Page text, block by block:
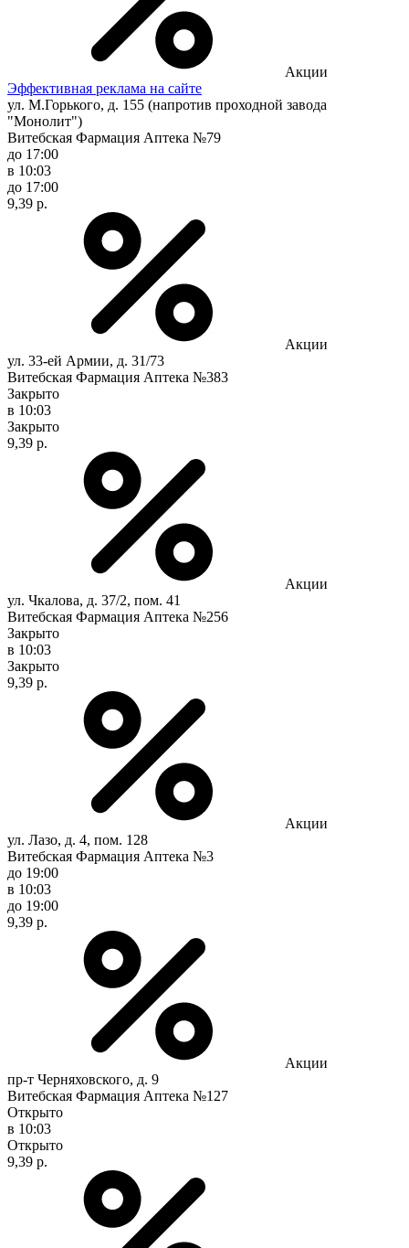
Акции
Эффективная реклама на сайте
ул. М.Горького, д. 155 (напротив проходной завода
"Монолит")
Витебская Фармация Аптека №79
до 17:00
в 10:03
до 17:00
9,39 р.
Акции
ул. 33-ей Армии, д. 31/73
Витебская Фармация Аптека №383
Закрыто
в 10:03
Закрыто
9,39 р.
Акции
ул. Чкалова, д. 37/2, пом. 41
Витебская Фармация Аптека №256
Закрыто
в 10:03
Закрыто
9,39 р.
Акции
ул. Лазо, д. 4, пом. 128
Витебская Фармация Аптека №3
до 19:00
в 10:03
до 19:00
9,39 р.
Акции
пр-т Черняховского, д. 9
Витебская Фармация Аптека №127
Открыто
в 10:03
Открыто
9,39 р.